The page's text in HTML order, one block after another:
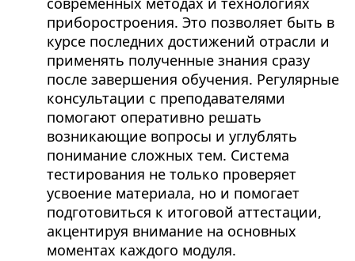
приборостроения. Это позволяет быть в
курсе последних достижений отрасли и
применять полученные знания сразу
после завершения обучения. Регулярные
консультации с преподавателями
помогают оперативно решать
возникающие вопросы и углублять
понимание сложных тем. Система
тестирования не только проверяет
усвоение материала, но и помогает
подготовиться к итоговой аттестации,
акцентируя внимание на основных
моментах каждого модуля.